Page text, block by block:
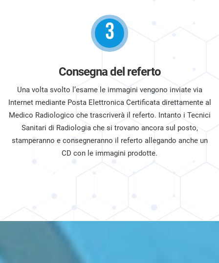
3
Consegna del referto
Una volta svolto l’esame le immagini vengono inviate via
Internet mediante Posta Elettronica Certificata direttamente al
Medico Radiologico che trascriverà il referto. Intanto i Tecnici
Sanitari di Radiologia che si trovano ancora sul posto,
stamperanno e consegneranno il referto allegando anche un
CD con le immagini prodotte.